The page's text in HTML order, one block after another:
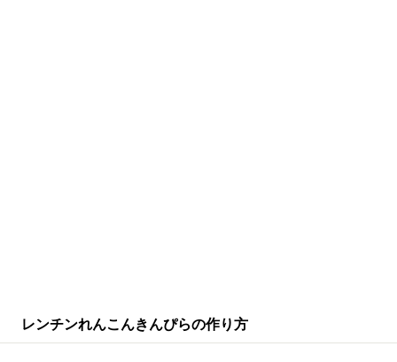
レンチンれんこんきんぴらの作り方